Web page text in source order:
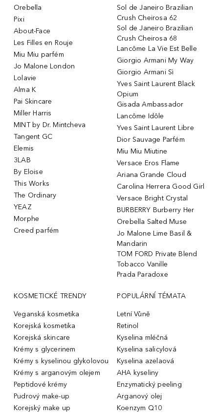
Orebella
Pixi
About-Face
Les Filles en Rouje
Miu Miu parfém
Jo Malone London
Lolavie
Alma K
Pai Skincare
Miller Harris
MINT by Dr. Mintcheva
Tangent GC
Elemis
3LAB
By Eloise
This Works
The Ordinary
YEAZ
Morphe
Creed parfém
Sol de Janeiro Brazilian
Crush Cheirosa 62
Sol de Janeiro Brazilian
Crush Cheirosa 68
Lancôme La Vie Est Belle
Giorgio Armani My Way
Giorgio Armani Sì
Yves Saint Laurent Black
Opium
Gisada Ambassador
Lancôme Idôle
Yves Saint Laurent Libre
Dior Sauvage Parfém
Miu Miu Miutine
Versace Eros Flame
Ariana Grande Cloud
Carolina Herrera Good Girl
Versace Bright Crystal
BURBERRY Burberry Her
Orebella Salted Muse
Jo Malone Lime Basil &
Mandarin
TOM FORD Private Blend
Tobacco Vanille
Prada Paradoxe
KOSMETICKÉ TRENDY
Veganská kosmetika
Korejská kosmetika
Korejská skincare
Krémy s glycerinem
Krémy s kyselinou glykolovou
Krémy s arganovým olejem
Peptidové krémy
Pudrový make-up
Korejský make up
POPULÁRNÍ TÉMATA
Letní Vůně
Retinol
Kyselina mléčná
Kyselina salicylová
Kyselina azelaová
AHA kyseliny
Enzymatický peeling
Arganový olej
Koenzym Q10